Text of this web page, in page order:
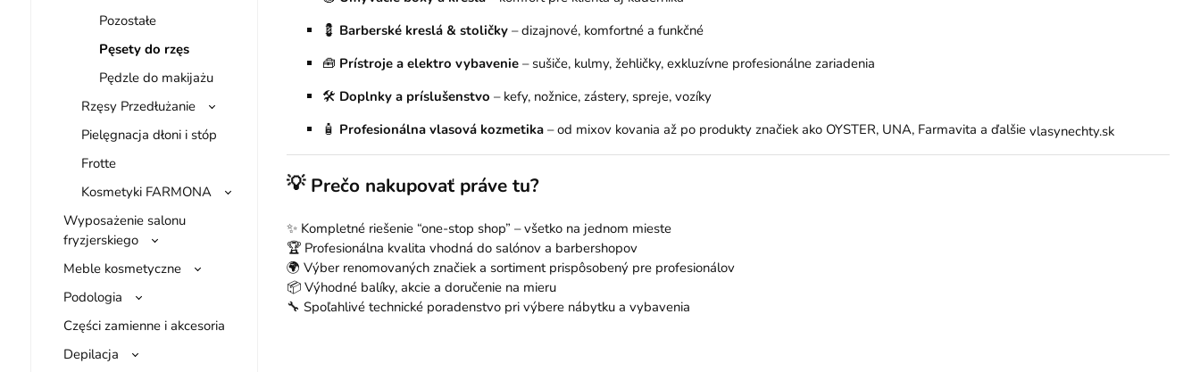
Pozostałe
Pęsety do rzęs
Pędzle do makijażu
Rzęsy Przedłużanie
Pielęgnacja dłoni i stóp
Frotte
Kosmetyki FARMONA
Wyposażenie salonu
fryzjerskiego
Meble kosmetyczne
Podologia
Części zamienne i akcesoria
Depilacja
💈 Barberské kreslá & stoličky– dizajnové, komfortné a funkčné
🧰 Prístroje a elektro vybavenie– sušiče, kulmy, žehličky, exkluzívne profesionálne zariadenia
🛠 Doplnky a príslušenstvo – kefy, nožnice, zástery, spreje, vozíky
🧴 Profesionálna vlasová kozmetika– od mixov kovania až po produkty značiek ako OYSTER, UNA, Farmavita a ďalšie vlasynechty.sk
💡 Prečo nakupovať práve tu?
✨ Kompletné riešenie “one-stop shop” – všetko na jednom mieste
🏆 Profesionálna kvalita vhodná do salónov a barbershopov
🌍 Výber renomovaných značiek a sortiment prispôsobený pre profesionálov
📦 Výhodné balíky, akcie a doručenie na mieru
🔧 Spoľahlivé technické poradenstvo pri výbere nábytku a vybavenia